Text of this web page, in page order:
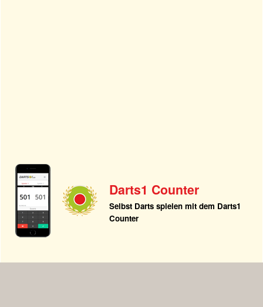
Darts1 Counter
Selbst Darts spielen mit dem Darts1
Counter